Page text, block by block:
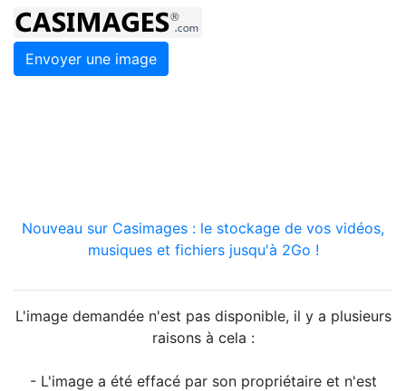
Envoyer une image
Nouveau sur Casimages : le stockage de vos vidéos,
musiques et fichiers jusqu'à 2Go !
L'image demandée n'est pas disponible, il y a plusieurs
raisons à cela :
- L'image a été effacé par son propriétaire et n'est